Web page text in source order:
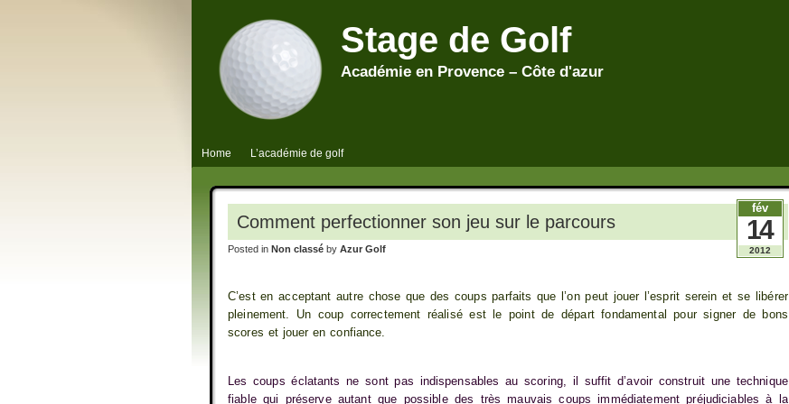
Stage de Golf
Académie en Provence – Côte d'azur
Home L’académie de golf
Comment perfectionner son jeu sur le parcours
Posted in Non classé by Azur Golf
fév
14
2012
C’est en acceptant autre chose que des coups parfaits que l’on peut jouer l’esprit serein et se libérer
pleinement. Un coup correctement réalisé est le point de départ fondamental pour signer de bons
scores et jouer en confiance.
Les coups éclatants ne sont pas indispensables au scoring, il suffit d’avoir construit une technique
fiable qui préserve autant que possible des très mauvais coups immédiatement préjudiciables à la